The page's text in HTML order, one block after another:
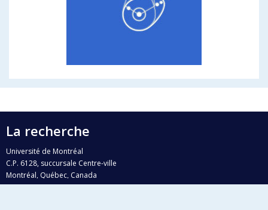
La recherche
Université de Montréal
C.P. 6128, succursale Centre-ville
Montréal, Québec, Canada
H3C 3J7